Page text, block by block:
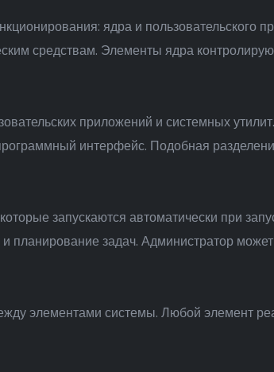
ядра и пользовательского
средствам. Элементы ядра
приложений и системных
интерфейс. Подобная
запускаются автоматически при
планирование задач. Администратор
элементами системы. Любой элемент